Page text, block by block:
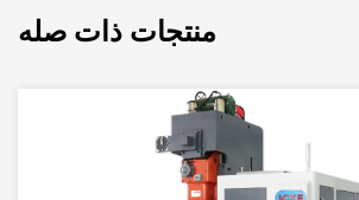
منتجات ذات صله